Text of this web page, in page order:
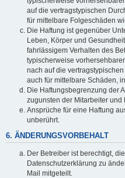
auf die vertragstypischen
für mittelbare Folgeschäden
Die Haftung ist gegenüber
Leben, Körper und
fahrlässigem Verhalten des
typischerweise
nach auf die
auch für mittelbare Schäden,
Die Haftungsbegrenzung der
zugunsten der Mitarbeiter und
Ansprüche für eine Haftung
unberührt.
6. ÄNDERUNGSVORBEHALT
Der Betreiber ist berechtigt,
Datenschutzerklärung zu
Mail mitgeteilt.